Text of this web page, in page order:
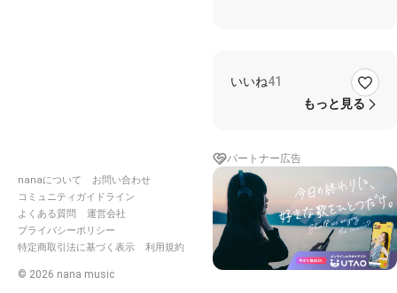
nanaについて
お問い合わせ
コミュニティガイドライン
よくある質問
運営会社
プライバシーポリシー
特定商取引法に基づく表示
利用規約
© 2026 nana music
私の中で哀・戦士と言えば
ガンダム、愛戦士と言えば
ニコル、愛のソルジャーと
猛威を振るってたあの頃
そりゃ谷隼人も気合とピラ
ミッドパワーで宙に浮くっ
てもんです(笑)
オーラ力で戦うとハイパー
化してしまうので注意が必
要ですよ？(笑)
いいね41
もっと見る
パートナー広告